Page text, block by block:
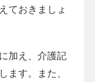
ておきましょ
加え、介護記
ます。また、